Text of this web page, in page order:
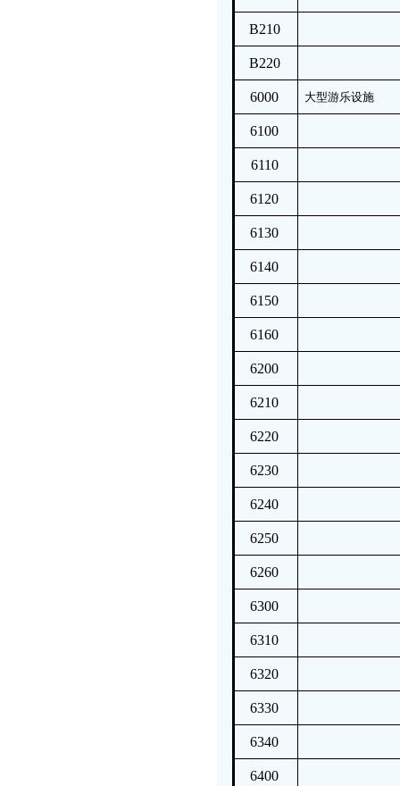
B210
B220
6000 大型游乐设施
6100
6110
6120
6130
6140
6150
6160
6200
6210
6220
6230
6240
6250
6260
6300
6310
6320
6330
6340
6400